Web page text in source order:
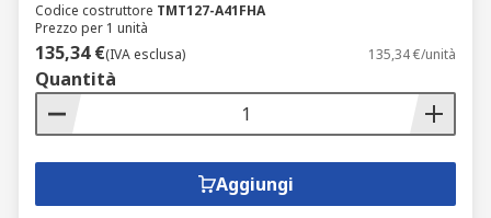
Codice costruttore TMT127-A41FHA
Prezzo per 1 unità
135,34 €(IVA esclusa) 135,34 €/unità
Quantità
Aggiungi